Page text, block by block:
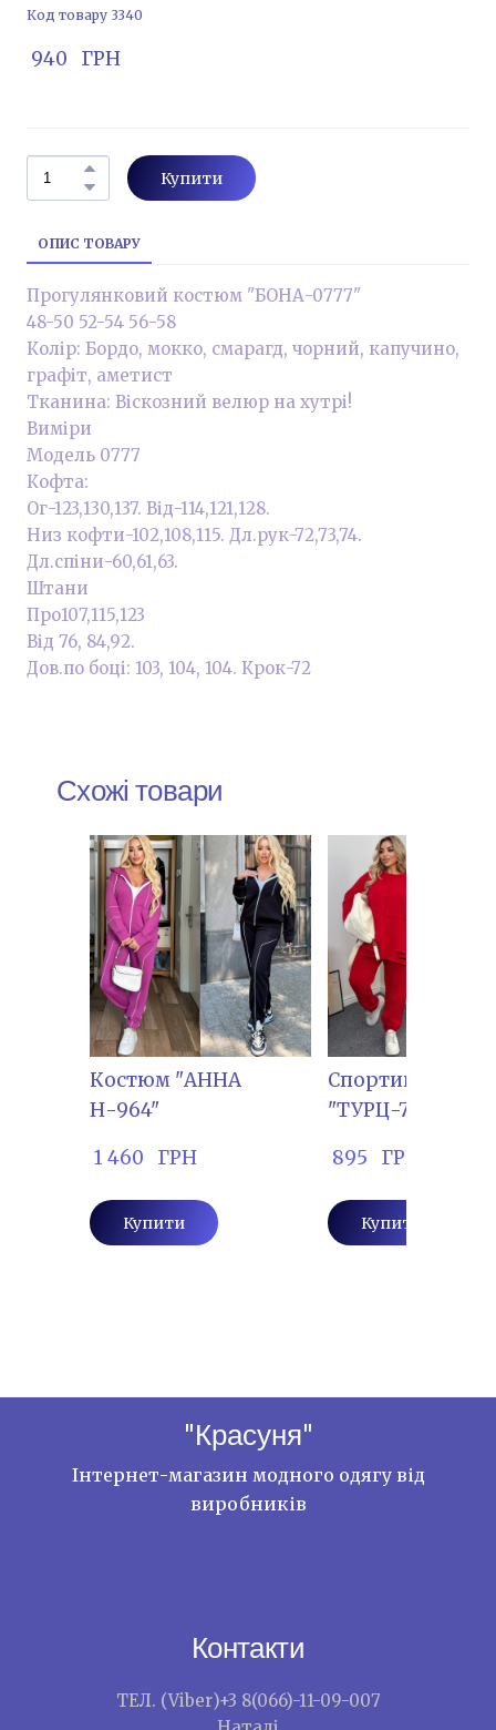
Код товару 3340
940   ГРН
Купити
ОПИС ТОВАРУ
Прогулянковий костюм "БОНА-0777"
48-50 52-54 56-58
Колір: Бордо, мокко, смарагд, чорний, капучино,
графіт, аметист
Тканина: Віскозний велюр на хутрі!
Виміри
Модель 0777
Кофта:
Ог-123,130,137. Від-114,121,128.
Низ кофти-102,108,115. Дл.рук-72,73,74.
Дл.спіни-60,61,63.
Штани
Про107,115,123
Від 76, 84,92.
Дов.по боці: 103, 104, 104. Крок-72
Схожі товари
Костюм "АННА
Н-964"
1 460   ГРН
Купити
Спортивний
"ТУРЦ-759"
895   ГРН
Купити
"Красуня"
Інтернет-магазин модного одягу від
виробників
Контакти
ТЕЛ. (Viber)+3 8(066)-11-09-007